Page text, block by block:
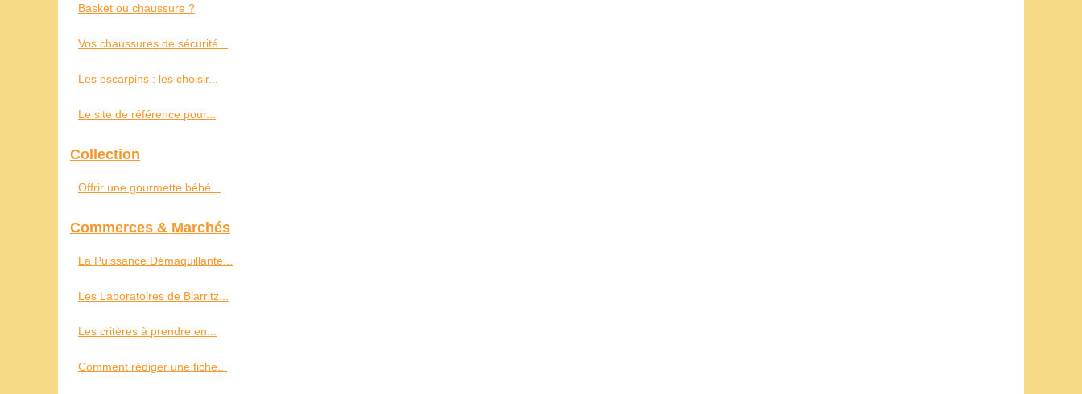
Basket ou chaussure ?
Vos chaussures de sécurité...
Les escarpins : les choisir...
Le site de référence pour...
Collection
Offrir une gourmette bébé...
Commerces & Marchés
La Puissance Démaquillante...
Les Laboratoires de Biarritz...
Les critères à prendre en...
Comment rédiger une fiche...